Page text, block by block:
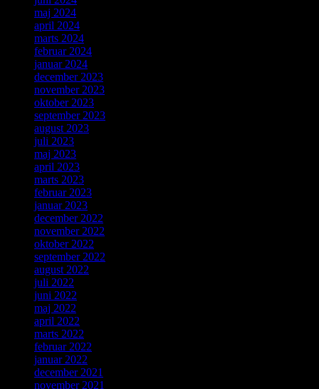
maj 2024
april 2024
marts 2024
februar 2024
januar 2024
december 2023
november 2023
oktober 2023
september 2023
august 2023
juli 2023
maj 2023
april 2023
marts 2023
februar 2023
januar 2023
december 2022
november 2022
oktober 2022
september 2022
august 2022
juli 2022
juni 2022
maj 2022
april 2022
marts 2022
februar 2022
januar 2022
december 2021
november 2021